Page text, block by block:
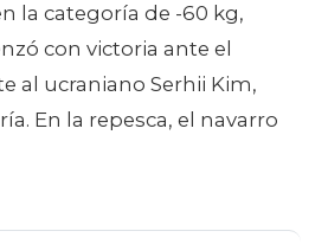
la categoría de -60 kg,
con victoria ante el
al ucraniano Serhii Kim,
En la repesca, el navarro